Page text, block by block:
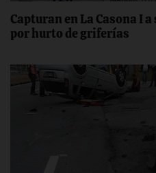
Capturan en La Casona I
por hurto de griferías